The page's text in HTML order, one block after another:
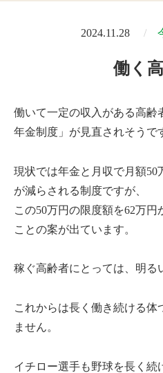
2024.11.28
働く
働いて一定の収入がある高齢
年金制度」が見直されそうで
現状では年金と月収で月額50
が減らされる制度ですが、
この50万円の限度額を62万
ことの案が出ています。
稼ぐ高齢者にとっては、明る
これからは長く働き続ける
ません。
イチロー選手も野球を長く続